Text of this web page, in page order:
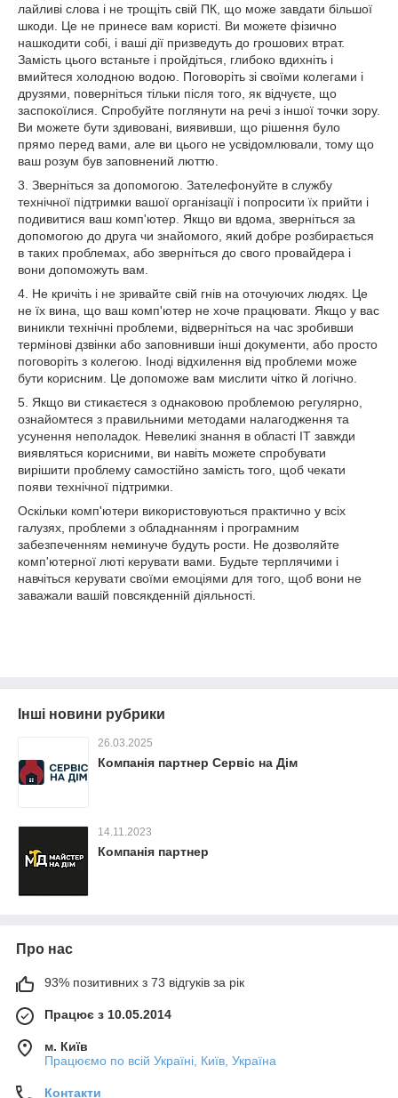
лайливі слова і не трощіть свій ПК, що може завдати більшої
шкоди. Це не принесе вам користі. Ви можете фізично
нашкодити собі, і ваші дії призведуть до грошових втрат.
Замість цього встаньте і пройдіться, глибоко вдихніть і
вмийтеся холодною водою. Поговоріть зі своїми колегами і
друзями, поверніться тільки після того, як відчуєте, що
заспокоїлися. Спробуйте поглянути на речі з іншої точки зору.
Ви можете бути здивовані, виявивши, що рішення було
прямо перед вами, але ви цього не усвідомлювали, тому що
ваш розум був заповнений люттю.
3. Зверніться за допомогою. Зателефонуйте в службу
технічної підтримки вашої організації і попросити їх прийти і
подивитися ваш комп'ютер. Якщо ви вдома, зверніться за
допомогою до друга чи знайомого, який добре розбирається
в таких проблемах, або зверніться до свого провайдера і
вони допоможуть вам.
4. Не кричіть і не зривайте свій гнів на оточуючих людях. Це
не їх вина, що ваш комп'ютер не хоче працювати. Якщо у вас
виникли технічні проблеми, відверніться на час зробивши
термінові дзвінки або заповнивши інші документи, або просто
поговоріть з колегою. Іноді відхилення від проблеми може
бути корисним. Це допоможе вам мислити чітко й логічно.
5. Якщо ви стикаєтеся з однаковою проблемою регулярно,
ознайомтеся з правильними методами налагодження та
усунення неполадок. Невеликі знання в області ІТ завжди
виявляться корисними, ви навіть можете спробувати
вирішити проблему самостійно замість того, щоб чекати
появи технічної підтримки.
Оскільки комп'ютери використовуються практично у всіх
галузях, проблеми з обладнанням і програмним
забезпеченням неминуче будуть рости. Не дозволяйте
комп'ютерної люті керувати вами. Будьте терплячими і
навчіться керувати своїми емоціями для того, щоб вони не
заважали вашій повсякденній діяльності.
Інші новини рубрики
26.03.2025
Компанія партнер Сервіс на Дім
14.11.2023
Компанія партнер
Про нас
93% позитивних з 73 відгуків за рік
Працює з 10.05.2014
м. Київ
Працюємо по всій Україні, Київ, Україна
Контакти